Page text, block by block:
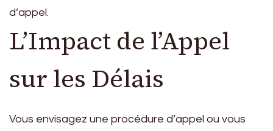
d’appel.
L’Impact de l’Appel
sur les Délais
Vous envisagez une procédure d’appel ou vous